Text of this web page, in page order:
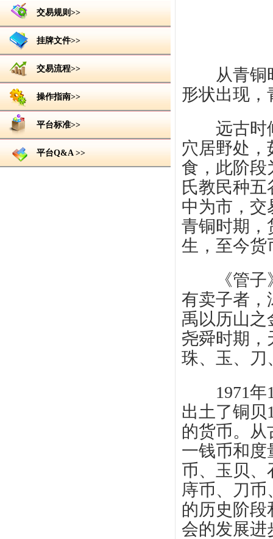
交易规则>>
挂牌文件>>
交易流程>>
操作指南>>
平台标准>>
平台Q&A >>
从青铜
形状出现，
远古时候
穴居野处
食，此阶段
氏教民种
中为市，交
青铜时期，
生，至今货
《管子》
有卖子者，
禹以历山之
尧舜时期，
珠、玉、刀
1971年
出土了铜贝
的货币。
一钱币和度
币、玉贝、
庤币、刀
的历史阶
会的发展进